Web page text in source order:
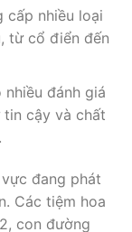
cấp nhiều loại
từ cổ điển đến
đánh giá
cậy và chất
đang phát
Các tiệm hoa
con đường